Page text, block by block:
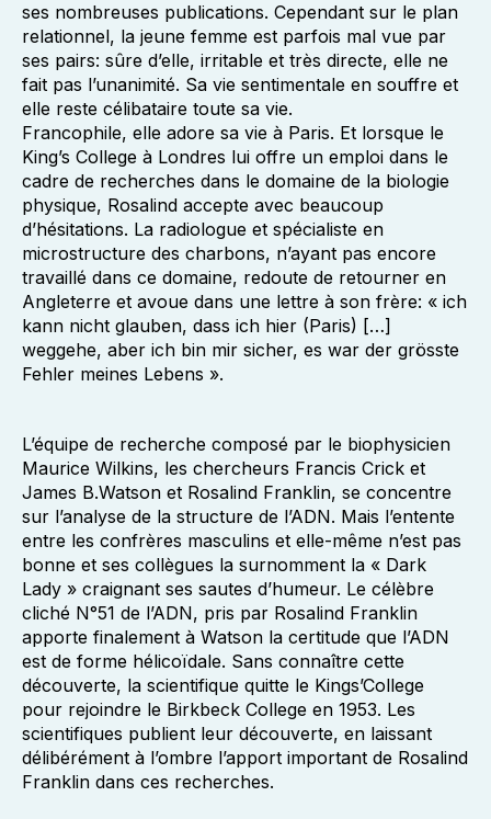
ses nombreuses publications. Cependant sur le plan
relationnel, la jeune femme est parfois mal vue par
ses pairs: sûre d’elle, irritable et très directe, elle ne
fait pas l’unanimité. Sa vie sentimentale en souffre et
elle reste célibataire toute sa vie.
Francophile, elle adore sa vie à Paris. Et lorsque le
King’s College à Londres lui offre un emploi dans le
cadre de recherches dans le domaine de la biologie
physique, Rosalind accepte avec beaucoup
d’hésitations. La radiologue et spécialiste en
microstructure des charbons, n’ayant pas encore
travaillé dans ce domaine, redoute de retourner en
Angleterre et avoue dans une lettre à son frère: « ich
kann nicht glauben, dass ich hier (Paris) […]
weggehe, aber ich bin mir sicher, es war der grösste
Fehler meines Lebens ».
L’équipe de recherche composé par le biophysicien
Maurice Wilkins, les chercheurs Francis Crick et
James B.Watson et Rosalind Franklin, se concentre
sur l’analyse de la structure de l’ADN. Mais l’entente
entre les confrères masculins et elle-même n’est pas
bonne et ses collègues la surnomment la « Dark
Lady » craignant ses sautes d’humeur. Le célèbre
cliché N°51 de l’ADN, pris par Rosalind Franklin
apporte finalement à Watson la certitude que l’ADN
est de forme hélicoïdale. Sans connaître cette
découverte, la scientifique quitte le Kings’College
pour rejoindre le Birkbeck College en 1953. Les
scientifiques publient leur découverte, en laissant
délibérément à l’ombre l’apport important de Rosalind
Franklin dans ces recherches.